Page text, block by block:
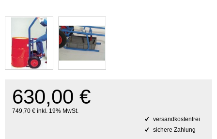
630,00 €
749,70 € inkl. 19% MwSt.
versandkostenfrei
sichere Zahlung